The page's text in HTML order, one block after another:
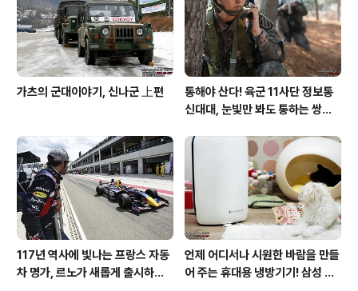
가츠의 군대이야기, 신나군 上편
통해야 산다! 육군 11사단 정보통
신대대, 눈빛만 봐도 통하는 쌍둥
117년 역사에 빛나는 프랑스 자동
차 명가, 르노가 새롭게 출시하는
언제 어디서나 시원한 바람을 만들
어 주는 휴대용 냉방기기! 삼성 포